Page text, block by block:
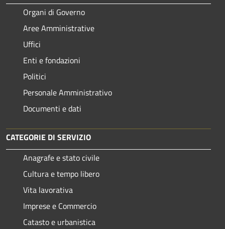
Organi di Governo
Aree Amministrative
Uffici
Enti e fondazioni
Politici
Personale Amministrativo
Documenti e dati
CATEGORIE DI SERVIZIO
Anagrafe e stato civile
Cultura e tempo libero
Vita lavorativa
Imprese e Commercio
Catasto e urbanistica